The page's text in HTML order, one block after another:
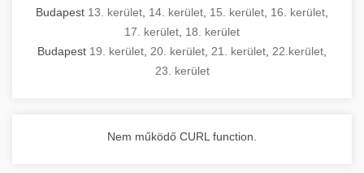
Budapest 13. kerület 14. kerület 15. kerület 16. kerület
17. kerület 18. kerület
Budapest 19. kerület 20. kerület 21. kerület 22.kerület
23. kerület
Nem működő CURL function.